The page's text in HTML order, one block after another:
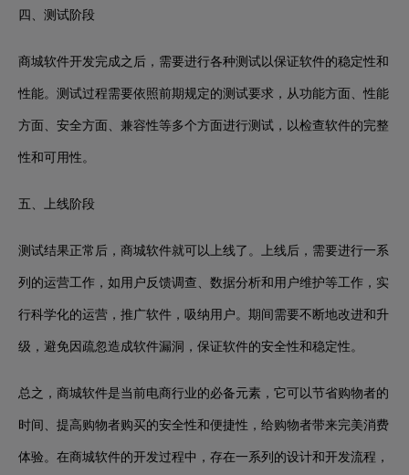
四、测试阶段
商城软件开发完成之后，需要进行各种测试以保证软件的稳定性和
性能。测试过程需要依照前期规定的测试要求，从功能方面、性能
方面、安全方面、兼容性等多个方面进行测试，以检查软件的完整
性和可用性。
五、上线阶段
测试结果正常后，商城软件就可以上线了。上线后，需要进行一系
列的运营工作，如用户反馈调查、数据分析和用户维护等工作，实
行科学化的运营，推广软件，吸纳用户。期间需要不断地改进和升
级，避免因疏忽造成软件漏洞，保证软件的安全性和稳定性。
总之，商城软件是当前电商行业的必备元素，它可以节省购物者的
时间、提高购物者购买的安全性和便捷性，给购物者带来完美消费
体验。在商城软件的开发过程中，存在一系列的设计和开发流程，